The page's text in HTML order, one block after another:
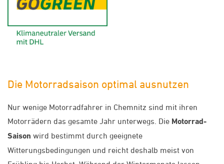
Die Motorradsaison optimal ausnutzen
Nur wenige Motorradfahrer in Chemnitz sind mit ihren
Motorrädern das gesamte Jahr unterwegs. Die Motorrad-
Saison wird bestimmt durch geeignete
Witterungsbedingungen und reicht deshalb meist von